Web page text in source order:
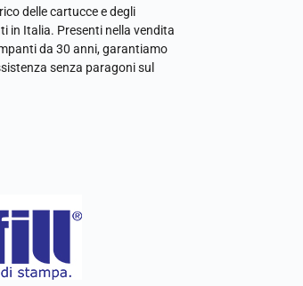
delle cartucce e degli
in Italia. Presenti nella vendita
da 30 anni, garantiamo
senza paragoni sul